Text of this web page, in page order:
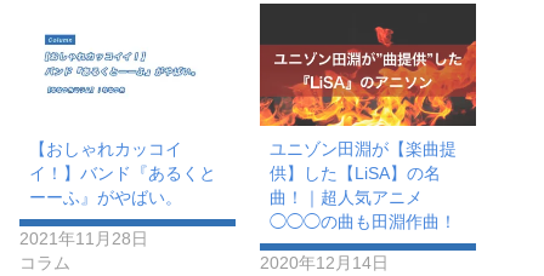
【おしゃれカッコイ
イ！】バンド『あるくと
ーーふ』がやばい。
2021年11月28日
コラム
ユニゾン田淵が【楽曲提
供】した【LiSA】の名
曲！｜超人気アニメ
◯◯◯の曲も田淵作曲！
2020年12月14日